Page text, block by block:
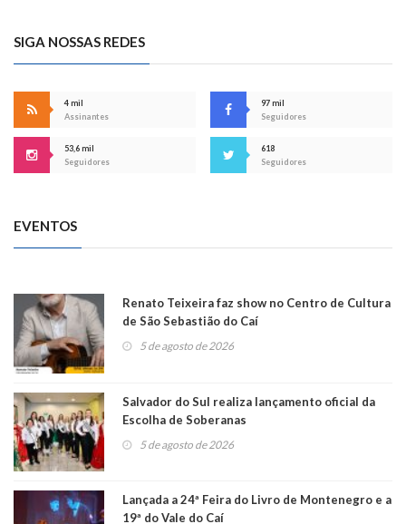
SIGA NOSSAS REDES
4 mil
Assinantes
97 mil
Seguidores
53,6 mil
Seguidores
618
Seguidores
EVENTOS
Renato Teixeira faz show no Centro de Cultura
de São Sebastião do Caí
5 de agosto de 2026
Salvador do Sul realiza lançamento oficial da
Escolha de Soberanas
5 de agosto de 2026
Lançada a 24ª Feira do Livro de Montenegro e a
19ª do Vale do Caí